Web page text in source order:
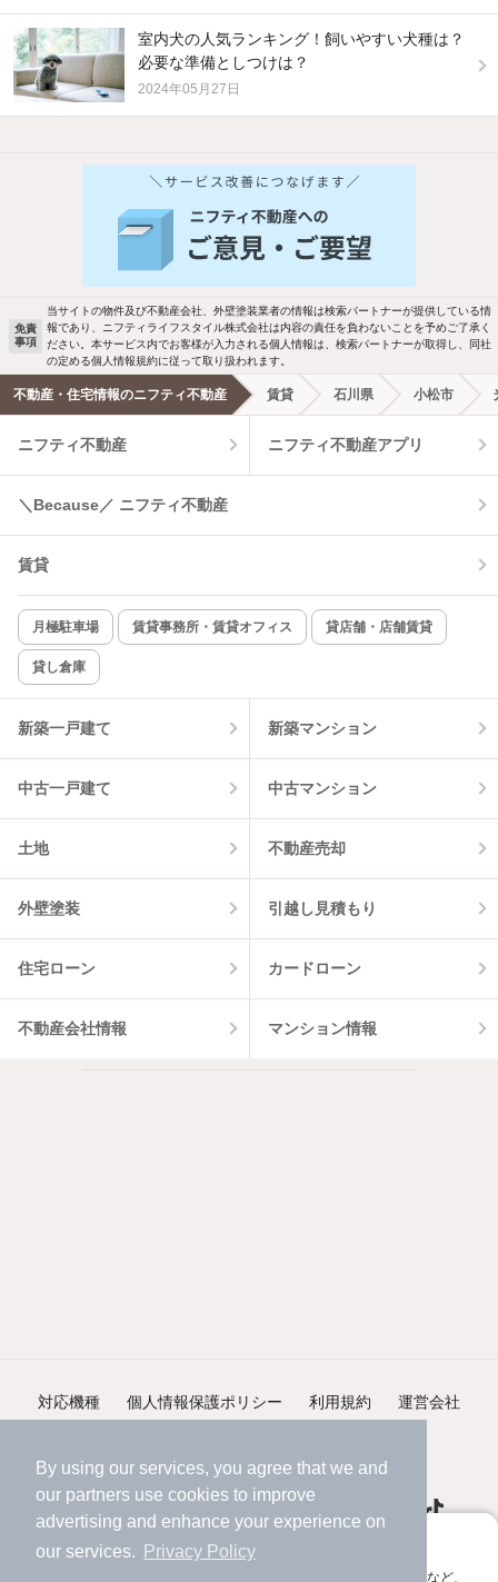
By using our services, you agree that we and
our partners use cookies to improve
advertising and enhance your experience on
our services.
Privacy Policy
アプリに切り替えて、サクサクお部屋探し
会員登録なしですぐ使える。マップ検索やお気に入り保存など、
室内犬の人気ランキング！飼いやすい犬種は？
必要な準備としつけは？
2024年05月27日
バス・トイレ別 2階以上
洗濯機置場あり 独立洗面台
エアコンあり 都市ガス
温水洗浄便座 オートロック
コンロ2口以上
新着のみ インターネット無料
該当件数:
3件
免責
事項
当サイトの物件及び不動産会社、外壁塗装業者の情報は検索パートナーが提供している情
報であり、ニフティライフスタイル株式会社は内容の責任を負わないことを予めご了承く
ださい。本サービス内でお客様が入力される個人情報は、検索パートナーが取得し、同社
の定める個人情報規約に従って取り扱われます。
不動産・住宅情報のニフティ不動産 賃貸 石川県 小松市
ニフティ不動産 ニフティ不動産アプリ
＼Because／ ニフティ不動産
賃貸
月極駐車場 賃貸事務所・賃貸オフィス 貸店舗・店舗賃貸
貸し倉庫
新築一戸建て 新築マンション
中古一戸建て 中古マンション
土地 不動産売却
外壁塗装 引越し見積もり
住宅ローン カードローン
不動産会社情報 マンション情報
対応機種 個人情報保護ポリシー 利用規約 運営会社